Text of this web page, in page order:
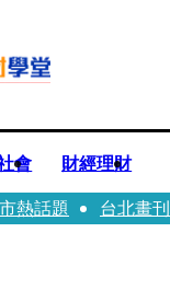
會 財經理財
熱話題 台北畫刊